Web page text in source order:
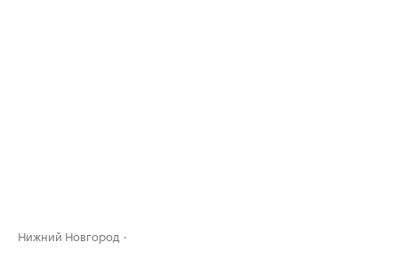
Нижний Новгород